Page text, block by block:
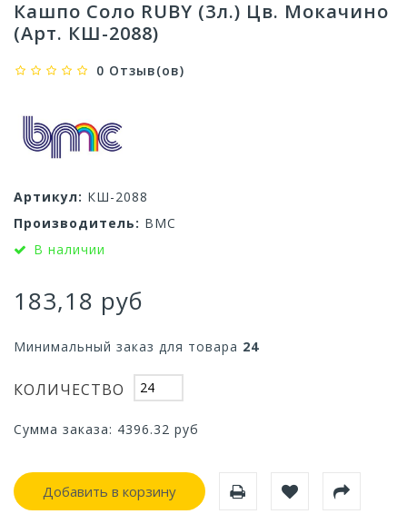
Кашпо Соло RUBY (3л.) Цв. Мокачино
(Арт. КШ-2088)
0 Отзыв(ов)
Артикул: КШ-2088
Производитель: ВМС
В наличии
183,18 руб
Минимальный заказ для товара 24
КОЛИЧЕСТВО
Сумма заказа: 4396.32 руб
Добавить в корзину